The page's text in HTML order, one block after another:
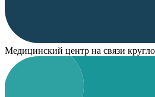
Медицинский центр на связи